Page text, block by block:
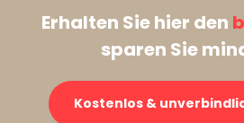
Erhalten Sie hier den
sparen Sie
Kostenlos &